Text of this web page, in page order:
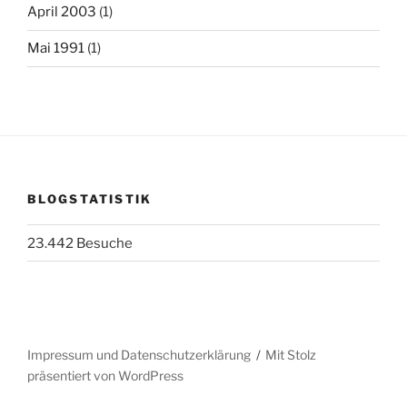
April 2003 (1)
Mai 1991 (1)
BLOGSTATISTIK
23.442 Besuche
Impressum und Datenschutzerklärung
Mit Stolz
präsentiert von WordPress